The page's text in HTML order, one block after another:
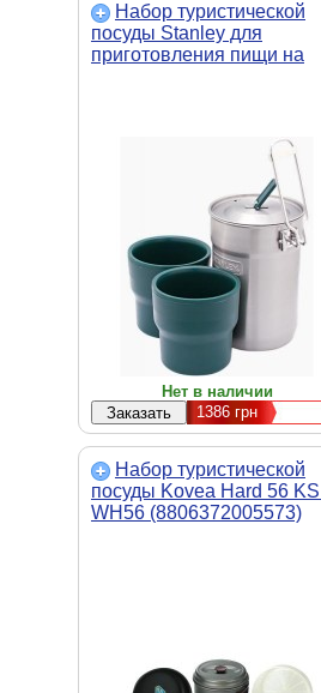
Набор туристической
посуды Stanley для
приготовления пищи на
Нет в наличии
1386 грн
Набор туристической
посуды Kovea Hard 56
WH56 (8806372005573)